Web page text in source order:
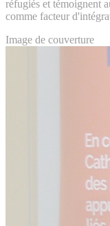
réfugiés et témoignent
comme facteur
Image de couverture